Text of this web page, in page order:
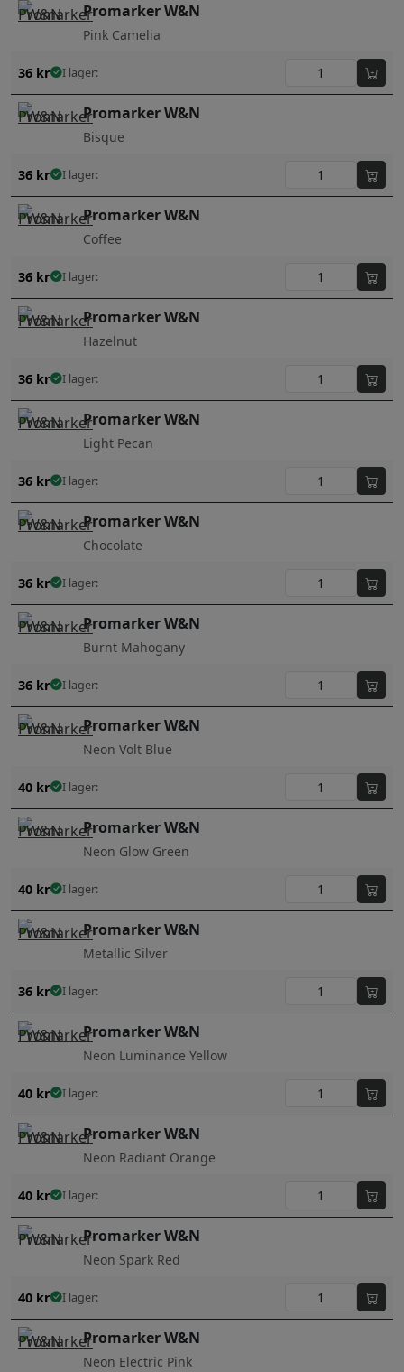
Promarker W&N
Pink Camelia
36 kr I lager:
Promarker W&N
Bisque
36 kr I lager:
Promarker W&N
Coffee
36 kr I lager:
Promarker W&N
Hazelnut
36 kr I lager:
Promarker W&N
Light Pecan
36 kr I lager:
Promarker W&N
Chocolate
36 kr I lager:
Promarker W&N
Burnt Mahogany
36 kr I lager:
Promarker W&N
Neon Volt Blue
40 kr I lager:
Promarker W&N
Neon Glow Green
40 kr I lager:
Promarker W&N
Metallic Silver
36 kr I lager:
Promarker W&N
Neon Luminance Yellow
40 kr I lager:
Promarker W&N
Neon Radiant Orange
40 kr I lager:
Promarker W&N
Neon Spark Red
40 kr I lager:
Promarker W&N
Neon Electric Pink